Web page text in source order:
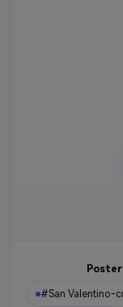
#San Valentino-